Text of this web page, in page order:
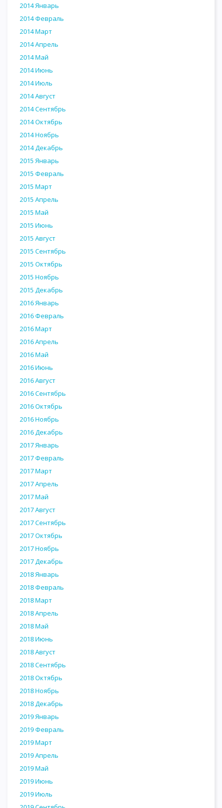
2014 Январь
2014 Февраль
2014 Март
2014 Апрель
2014 Май
2014 Июнь
2014 Июль
2014 Август
2014 Сентябрь
2014 Октябрь
2014 Ноябрь
2014 Декабрь
2015 Январь
2015 Февраль
2015 Март
2015 Апрель
2015 Май
2015 Июнь
2015 Август
2015 Сентябрь
2015 Октябрь
2015 Ноябрь
2015 Декабрь
2016 Январь
2016 Февраль
2016 Март
2016 Апрель
2016 Май
2016 Июнь
2016 Август
2016 Сентябрь
2016 Октябрь
2016 Ноябрь
2016 Декабрь
2017 Январь
2017 Февраль
2017 Март
2017 Апрель
2017 Май
2017 Август
2017 Сентябрь
2017 Октябрь
2017 Ноябрь
2017 Декабрь
2018 Январь
2018 Февраль
2018 Март
2018 Апрель
2018 Май
2018 Июнь
2018 Август
2018 Сентябрь
2018 Октябрь
2018 Ноябрь
2018 Декабрь
2019 Январь
2019 Февраль
2019 Март
2019 Апрель
2019 Май
2019 Июнь
2019 Июль